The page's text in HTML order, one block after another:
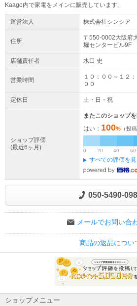
Kaago内で家電をメインに販売しています。
運営法人 株式会社シンシア
住所 〒550-0002大阪府
堀センタービル9F
店舗責任者 水口 史
営業時間
１０：００～１２
００
定休日 土・日・祝
ショップ評価
(最近6ヶ月)
またこのショップ
はい： 100% （投
0 20 40 60
すべての評価を
050-5490-
メールでお問い合
商品の返品につい
ショップメニュー